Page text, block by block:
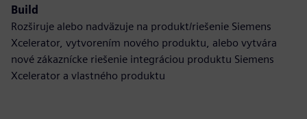
Build
Rozširuje alebo nadväzuje na produkt/riešenie Siemens
Xcelerator, vytvorením nového produktu, alebo vytvára
nové zákaznícke riešenie integráciou produktu Siemens
Xcelerator a vlastného produktu